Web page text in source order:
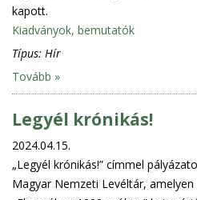
kapott.
Kiadványok, bemutatók
Típus: Hír
Tovább »
Legyél krónikás!
2024.04.15.
„Legyél krónikás!” címmel
Magyar Nemzeti Levéltár, amelyen